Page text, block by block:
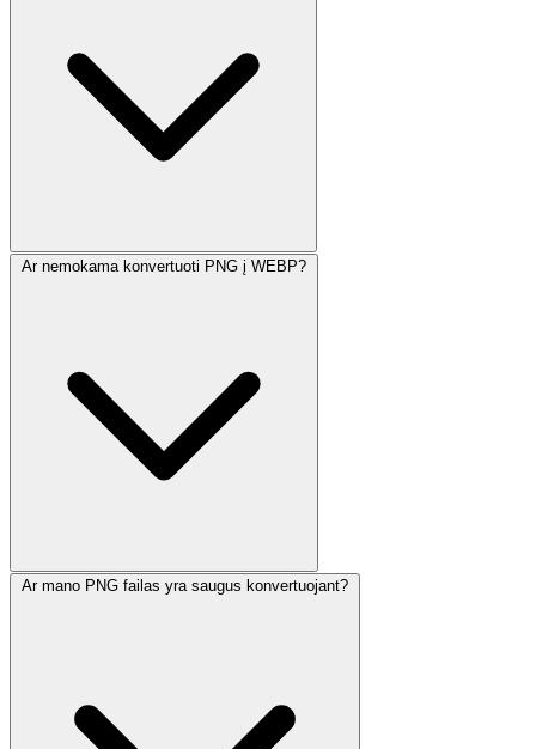
Ar nemokama konvertuoti PNG į WEBP?
Ar mano PNG failas yra saugus konvertuojant?